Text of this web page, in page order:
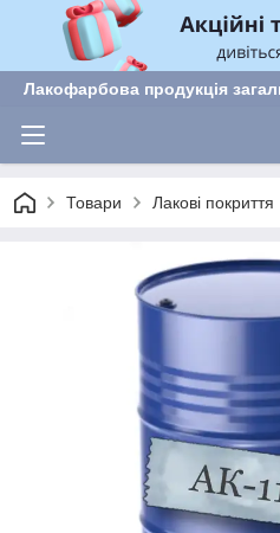
Лакофарбова продукція
Товари Лакові покриття